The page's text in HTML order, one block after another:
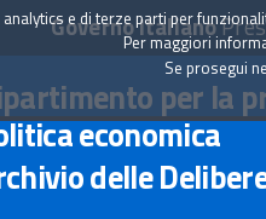
Governo Italiano
per la
economica
delle
e di terze parti per
Per maggiori
Se prosegui